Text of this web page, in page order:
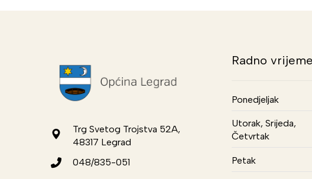
Trg Svetog Trojstva 52A,
48317 Legrad
048/835-051
Radno
Ponedjeljak
Utorak, Srijeda,
Četvrtak
Petak